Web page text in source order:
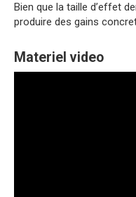
Bien que la taille d’effet
produire des gains
Materiel video